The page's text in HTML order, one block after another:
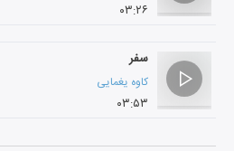
۰۳:۲۶
سفر
کاوه یغمایی
۰۳:۵۳